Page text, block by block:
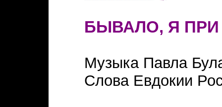
БЫВАЛО, Я
Музыка Павла
Слова Евдокии